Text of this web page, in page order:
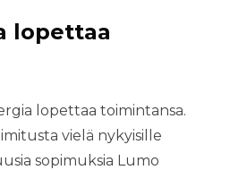
lopettaa
lopettaa toimintansa.
vielä nykyisille
sopimuksia Lumo